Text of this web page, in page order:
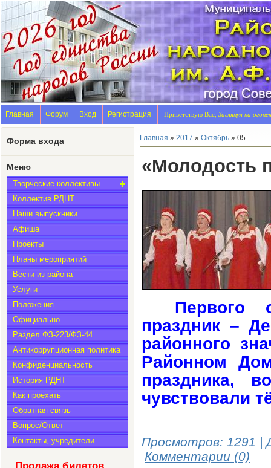
Главная Форум Вход Регистрация Приветствую Вас, Заглянул на огонёк
Форма входа
Меню
Творческие коллективы
Коллектив РДНТ
Наши выпускники
Афиша
Проекты
Планы мероприятий
Вести из района
Услуги
Положения
Официально
Раздел ФЗ-223/ФЗ-44
Антикоррупционная политика
Конфиденциальность
История РДНТ
Как проехать
Обратная связь
Вопрос/Ответ
Контакты, учредители
Продажа билетов
Главная » 2017 » Октябрь » 05
«Молодость
Первого
праздник –
районного
Районном
праздника,
чувствовали
Просмотров: 1291 |
Комментарии (0)